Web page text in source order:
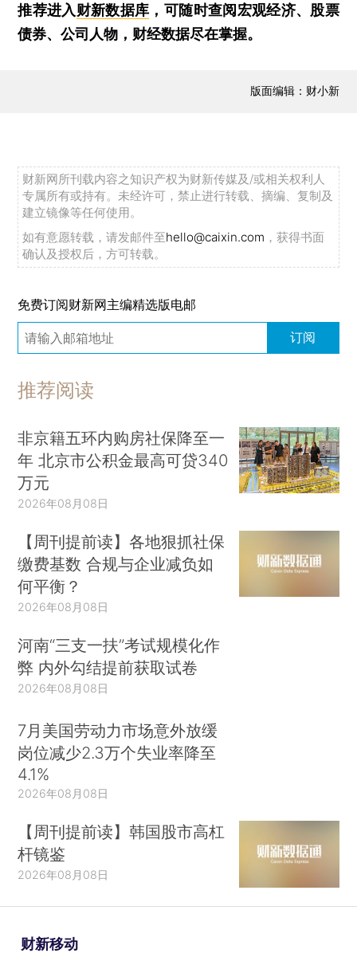
推荐进入财新数据库 ，可随时查阅宏观经济、股票
债券、公司人物，财经数据尽在掌握。
版面编辑：财小新
财新网所刊载内容之知识产权为财新传媒及/或相关权利人
专属所有或持有。未经许可，禁止进行转载、摘编、复制及
建立镜像等任何使用。
如有意愿转载，请发邮件至hello@caixin.com ，获得书面
确认及授权后，方可转载。
免费订阅财新网主编精选版电邮
订阅
推荐阅读
非京籍五环内购房社保降至一
年 北京市公积金最高可贷340
万元
2026年08月08日
【周刊提前读】各地狠抓社保
缴费基数 合规与企业减负如
何平衡？
2026年08月08日
河南“三支一扶”考试规模化作
弊 内外勾结提前获取试卷
2026年08月08日
7月美国劳动力市场意外放缓
岗位减少2.3万个失业率降至
4.1%
2026年08月08日
【周刊提前读】韩国股市高杠
杆镜鉴
2026年08月08日
财新移动